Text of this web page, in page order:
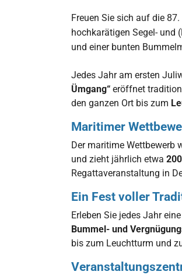
Freuen Sie sich auf die
hoch­karätigen Segel- und
und einer bunten
Jedes Jahr am ersten
Ümgang“ eröffnet
den ganzen Ort bis zum
Maritimer
Der maritime Wettbewerb
und zieht jährlich etwa
Regattaveranstaltung in
Ein Fest voller
Erleben Sie jedes Jahr
Bummel- und
bis zum Leuchtturm und